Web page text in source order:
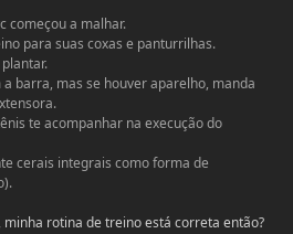
começou a malhar.
para suas coxas e panturrilhas.
barra, mas se houver aparelho, manda
te acompanhar na execução do
cerais integrais como forma de
rotina de treino está correta então?